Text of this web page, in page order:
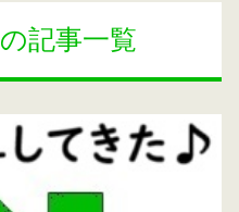
記事一覧